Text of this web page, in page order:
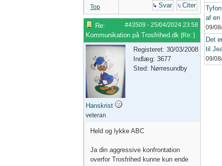
Top Svar Citer
#43509 - 25/04/2024 23:58
Re:
Kommunikation på Trosfrihed.dk [Re: ]
Hanskrist
veteran
Registeret: 30/03/2008
Indlæg: 3677
Sted: Nørresundby
Held og lykke ABC
Ja din aggressive konfrontation
overfor Trosfrihed kunne kun ende
af en
09/
Det
til
09/